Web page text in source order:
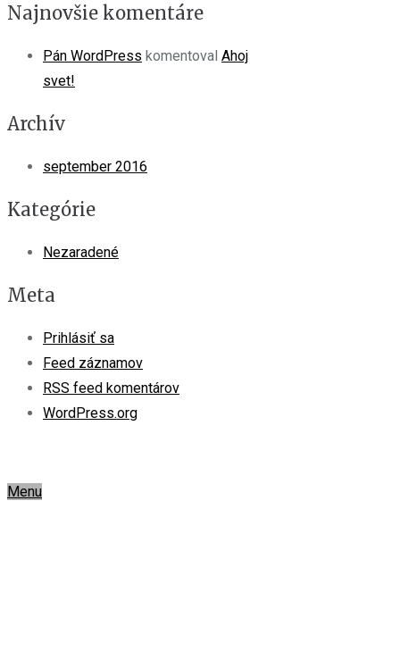
Najnovšie komentáre
Pán WordPress komentoval Ahoj
svet!
Archív
september 2016
Kategórie
Nezaradené
Meta
Prihlásiť sa
Feed záznamov
RSS feed komentárov
WordPress.org
Menu